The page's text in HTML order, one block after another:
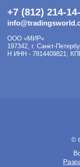
+7 (812) 214-
ООО «МИР»
197342, г. Санкт-
Н ИНН - 7814409821;
©